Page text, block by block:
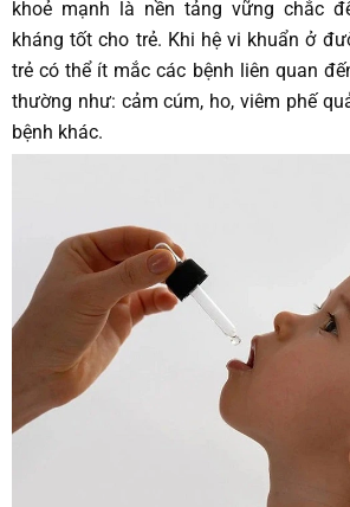
khoẻ mạnh là nền tảng vững chắc
kháng tốt cho trẻ. Khi hệ vi khuẩn ở
trẻ có thể ít mắc các bệnh liên quan
thường như: cảm cúm, ho, viêm phế
bệnh khác.